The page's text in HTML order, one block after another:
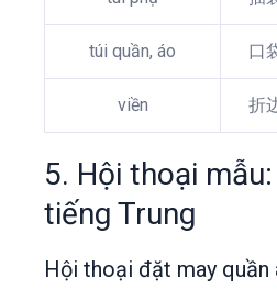
túi quần, áo 口
viền 折
5. Hội thoại
tiếng Trung
Hội thoại đặt may quần